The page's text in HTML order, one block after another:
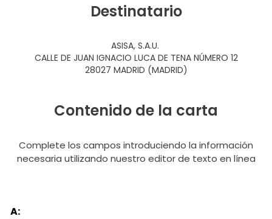
Destinatario
ASISA, S.A.U.
CALLE DE JUAN IGNACIO LUCA DE TENA NÚMERO 12
28027 MADRID (MADRID)
Contenido de la carta
Complete los campos introduciendo la información
necesaria utilizando nuestro editor de texto en línea
A: